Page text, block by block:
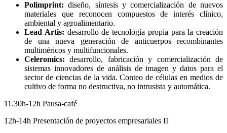
Polimprint: diseño, síntesis y comercialización de nuevos
materiales que reconocen compuestos de interés clínico,
ambiental y agroalimentario.
Lead Artis: desarrollo de tecnología propia para la creación
de una nueva generación de anticuerpos recombinantes
multiméricos y multifuncionales.
Celeromics: desarrollo, fabricación y comercialización de
sistemas innovadores de análisis de imagen y datos para el
sector de ciencias de la vida. Conteo de células en medios de
cultivo de forma no destructiva, no intrusista y automática.
11.30h-12h Pausa-café
12h-14h Presentación de proyectos empresariales II